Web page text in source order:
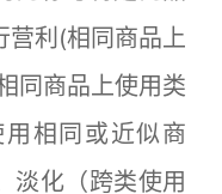
营利(相同商品上
同商品上使用类
相同或近似商
淡化（跨类使用